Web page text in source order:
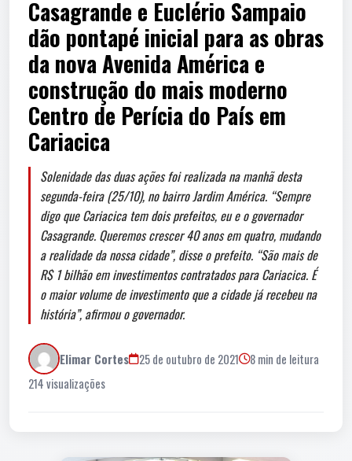
Casagrande e Euclério Sampaio
dão pontapé inicial para as obras
da nova Avenida América e
construção do mais moderno
Centro de Perícia do País em
Cariacica
Solenidade das duas ações foi realizada na manhã desta
segunda-feira (25/10), no bairro Jardim América. “Sempre
digo que Cariacica tem dois prefeitos, eu e o governador
Casagrande. Queremos crescer 40 anos em quatro, mudando
a realidade da nossa cidade”, disse o prefeito. “São mais de
R$ 1 bilhão em investimentos contratados para Cariacica. É
o maior volume de investimento que a cidade já recebeu na
história”, afirmou o governador.
Elimar Cortes 25 de outubro de 2021
8 min de leitura
214 visualizações